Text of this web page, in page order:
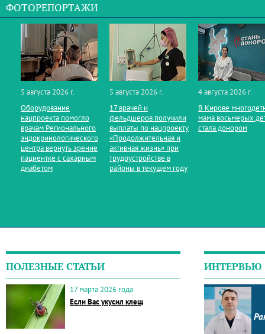
ФОТОРЕПОРТАЖИ
5 августа 2026 г.
Оборудование
нацпроекта помогло
врачам Регионального
эндокринологического
центра вернуть зрение
пациентке с сахарным
диабетом
5 августа 2026 г.
17 врачей и
фельдшеров получили
выплаты по нацпроекту
«Продолжительная и
активная жизнь» при
трудоустройстве в
районы в текущем году
4 августа 2026 г.
В Кирове
мама восьмерых
стала донором
ПОЛЕЗНЫЕ СТАТЬИ
17 марта 2026 года
Если Вас укусил клещ
ИНТЕРВЬЮ